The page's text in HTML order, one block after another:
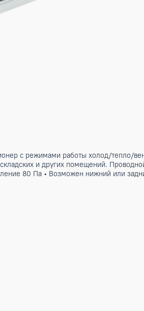
кондиционер с режимами
складских и других
давление 80 Па •